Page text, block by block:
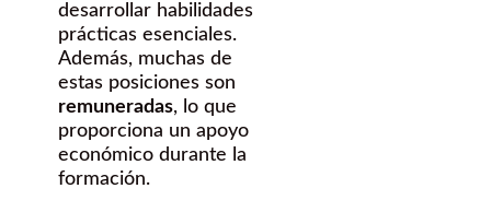
desarrollar habilidades
prácticas esenciales.
Además, muchas de
estas posiciones son
remuneradas, lo que
proporciona un apoyo
económico durante la
formación.